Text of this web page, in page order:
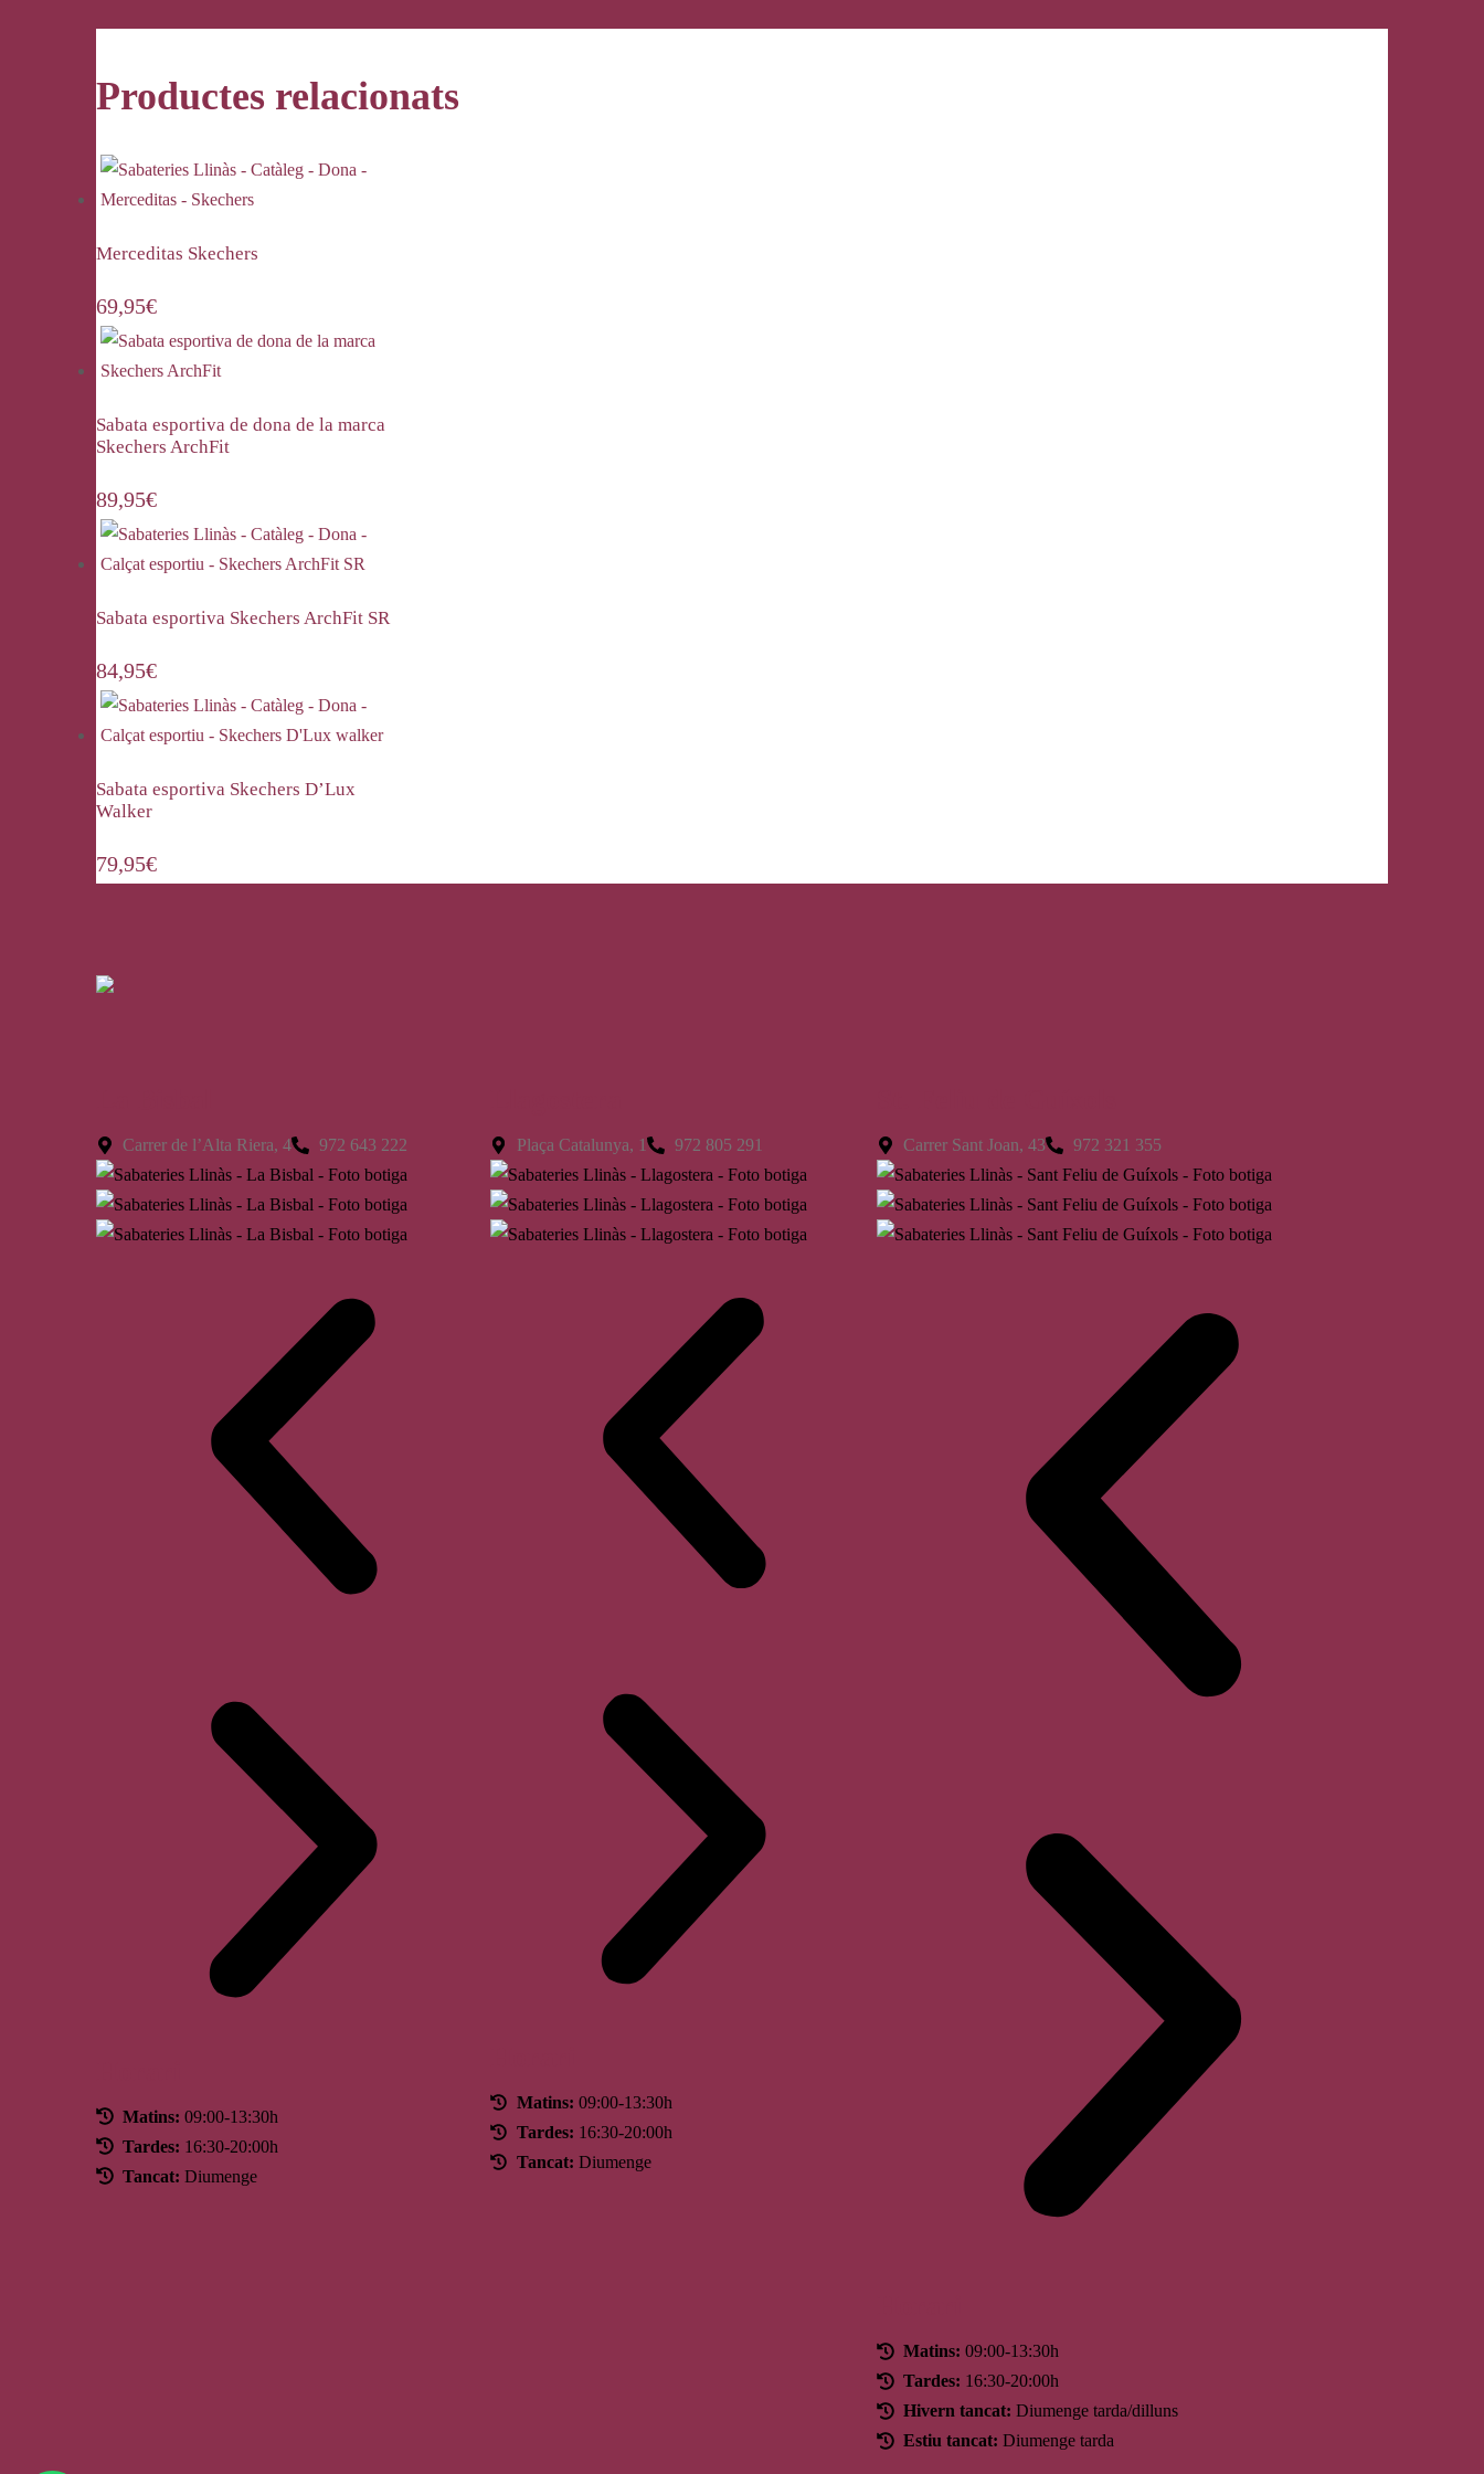
Productes relacionats
Merceditas Skechers
69,95€
Sabata esportiva de dona de la marca
Skechers ArchFit
89,95€
Sabata esportiva Skechers ArchFit SR
84,95€
Sabata esportiva Skechers D’Lux
Walker
79,95€
Carrer de l’Alta Riera, 4 972 643 222
Matins: 09:00-13:30h
Tardes: 16:30-20:00h
Tancat: Diumenge
Plaça Catalunya, 1 972 805 291
Matins: 09:00-13:30h
Tardes: 16:30-20:00h
Tancat: Diumenge
Carrer Sant Joan, 43 972 321 355
Matins: 09:00-13:30h
Tardes: 16:30-20:00h
Hivern tancat: Diumenge tarda/dilluns
Estiu tancat: Diumenge tarda